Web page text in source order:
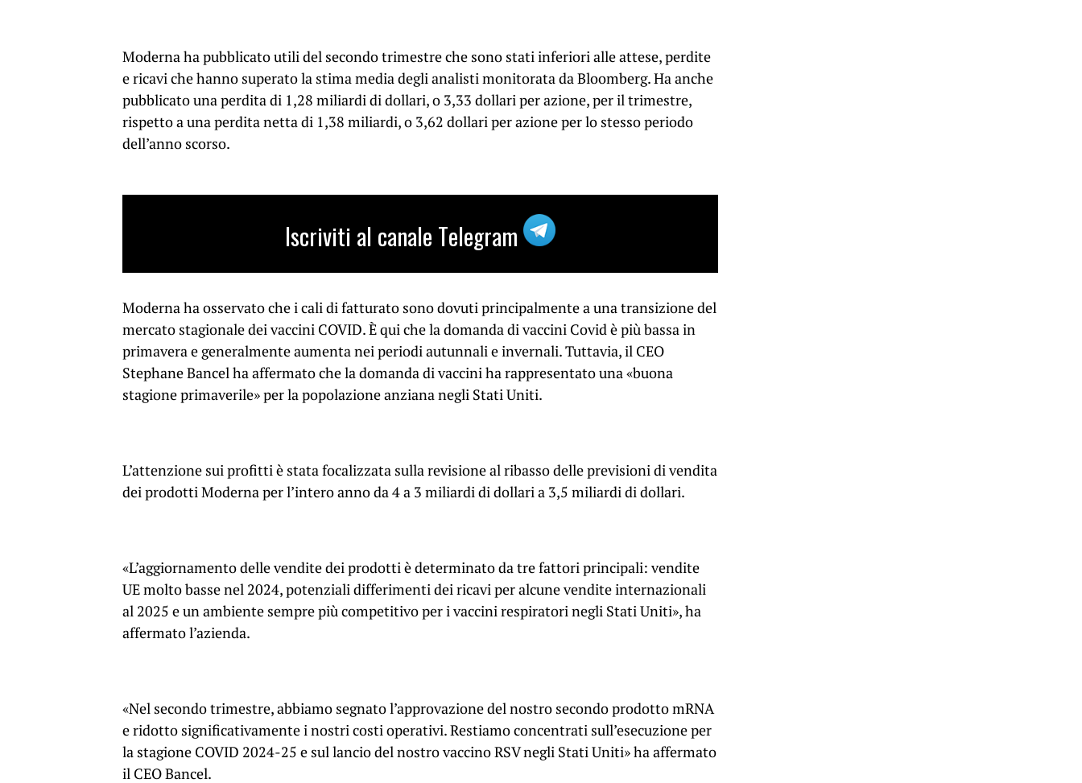
Moderna ha pubblicato utili del secondo trimestre che sono stati inferiori alle attese, perdite
e ricavi che hanno superato la stima media degli analisti monitorata da Bloomberg. Ha anche
pubblicato una perdita di 1,28 miliardi di dollari, o 3,33 dollari per azione, per il trimestre,
rispetto a una perdita netta di 1,38 miliardi, o 3,62 dollari per azione per lo stesso periodo
dell’anno scorso.
Iscriviti al canale Telegram
Moderna ha osservato che i cali di fatturato sono dovuti principalmente a una transizione del
mercato stagionale dei vaccini COVID. È qui che la domanda di vaccini Covid è più bassa in
primavera e generalmente aumenta nei periodi autunnali e invernali. Tuttavia, il CEO
Stephane Bancel ha affermato che la domanda di vaccini ha rappresentato una «buona
stagione primaverile» per la popolazione anziana negli Stati Uniti.
L’attenzione sui profitti è stata focalizzata sulla revisione al ribasso delle previsioni di vendita
dei prodotti Moderna per l’intero anno da 4 a 3 miliardi di dollari a 3,5 miliardi di dollari.
«L’aggiornamento delle vendite dei prodotti è determinato da tre fattori principali: vendite
UE molto basse nel 2024, potenziali differimenti dei ricavi per alcune vendite internazionali
al 2025 e un ambiente sempre più competitivo per i vaccini respiratori negli Stati Uniti», ha
affermato l’azienda.
«Nel secondo trimestre, abbiamo segnato l’approvazione del nostro secondo prodotto mRNA
e ridotto significativamente i nostri costi operativi. Restiamo concentrati sull’esecuzione per
la stagione COVID 2024-25 e sul lancio del nostro vaccino RSV negli Stati Uniti» ha affermato
il CEO Bancel.